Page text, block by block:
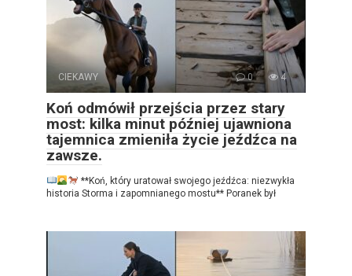
CIEKAWY 0 4
Koń odmówił przejścia przez stary
most: kilka minut później ujawniona
tajemnica zmieniła życie jeźdźca na
zawsze.
**Koń, który uratował swojego jeźdźca: niezwykła
historia Storma i zapomnianego mostu** Poranek był